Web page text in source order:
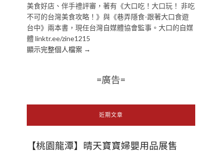
美食好店、伴手禮評審，著有《大口吃！大口玩！ 非吃
不可的台灣美食攻略！》與《巷弄隱食-跟著大口食遊
台中》兩本書，現任台灣自媒體協會監事。大口的自媒
體 linktr.ee/zine1215
顯示完整個人檔案 →
=廣告=
近期文章
【桃園龍潭】晴天寶寶婦嬰用品展售